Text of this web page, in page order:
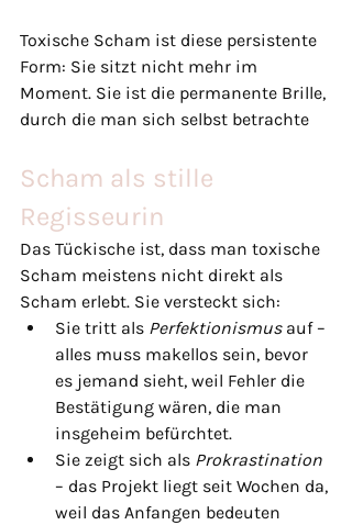
Toxische Scham ist diese persistente
Form: Sie sitzt nicht mehr im
Moment. Sie ist die permanente Brille,
durch die man sich selbst betrachte
Scham als stille
Regisseurin
Das Tückische ist, dass man toxische
Scham meistens nicht direkt als
Scham erlebt. Sie versteckt sich:
Sie tritt als Perfektionismus auf –
alles muss makellos sein, bevor
es jemand sieht, weil Fehler die
Bestätigung wären, die man
insgeheim befürchtet.
Sie zeigt sich als Prokrastination
– das Projekt liegt seit Wochen da,
weil das Anfangen bedeuten